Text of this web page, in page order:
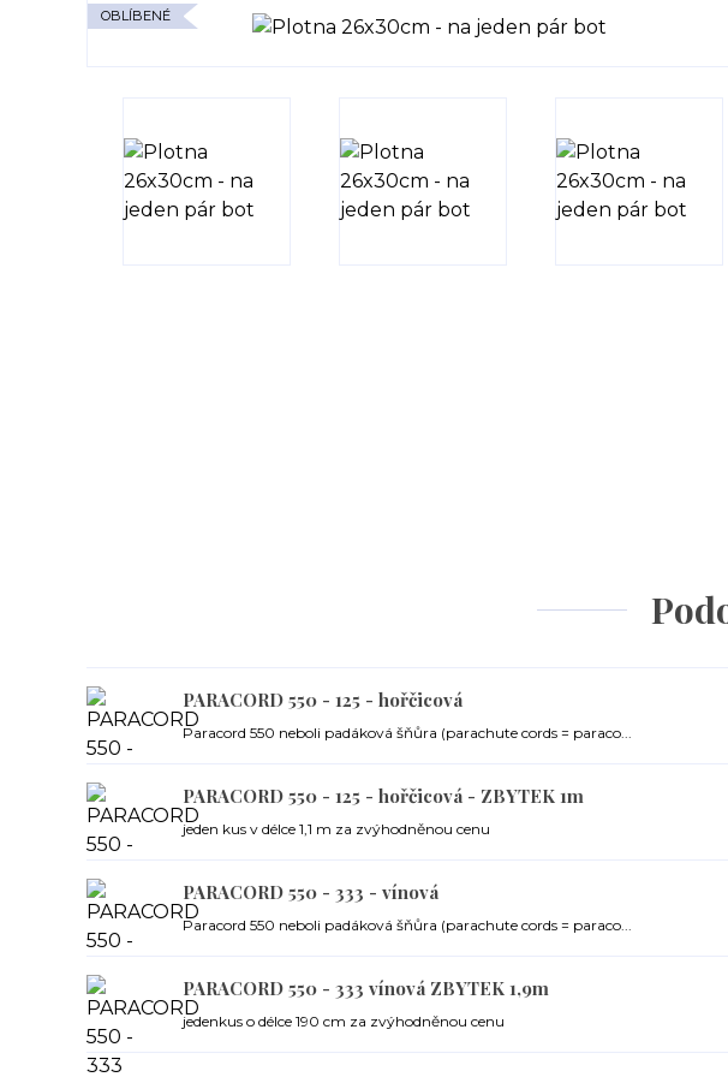
OBLÍBENÉ
PARACORD 550 - 125 - hořčicová
Paracord 550 neboli padáková šňůra (parachute cords = paraco...
PARACORD 550 - 125 - hořčicová - ZBYTEK 1m
jeden kus v délce 1,1 m za zvýhodněnou cenu
PARACORD 550 - 333 - vínová
Paracord 550 neboli padáková šňůra (parachute cords = paraco...
PARACORD 550 - 333 vínová ZBYTEK 1,9m
jedenkus o délce 190 cm za zvýhodněnou cenu